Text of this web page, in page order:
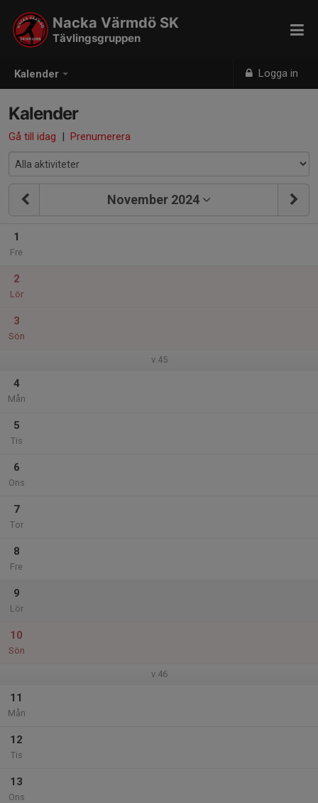
Kalender Logga in
Nacka Värmdö SK
Tävlingsgruppen
Kalender
Gå till idag | Prenumerera
November 2024
1
Fre
2
Lör
3
Sön
v.45
4
Mån
5
Tis
6
Ons
7
Tor
8
Fre
9
Lör
10
Sön
v.46
11
Mån
12
Tis
13
Ons